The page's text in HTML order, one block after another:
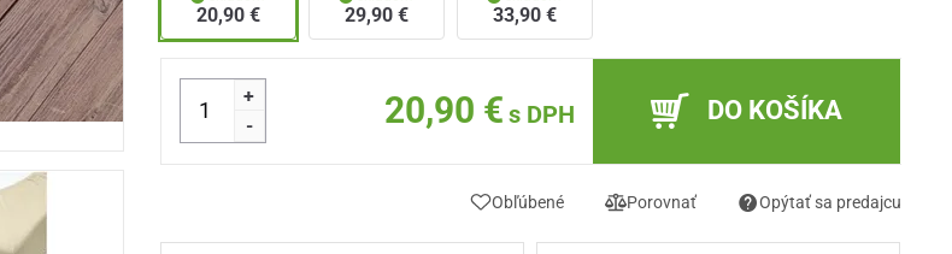
20,90 € 29,90 € 33,90 €
+
-
20,90 € s DPH DO KOŠÍKA
Obľúbené Porovnať Opýtať sa predajcu